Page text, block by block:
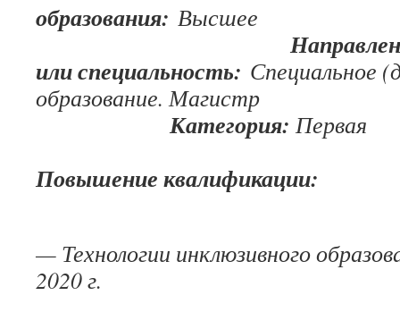
образования: Высшее
Направление
или специальность: Специальное
образование. Магистр
Категория: Первая
Повышение
— Технологии инклюзивного
2020 г.